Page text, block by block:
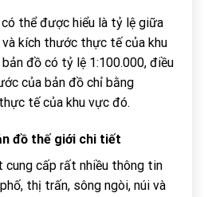
thể được hiểu là tỷ lệ giữa
kích thước thực tế của khu
đồ có tỷ lệ 1:100.000, điều
của bản đồ chỉ bằng
tế của khu vực đó.
đồ thế giới chi tiết
cấp rất nhiều thông tin
thị trấn, sông ngòi, núi và